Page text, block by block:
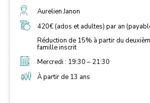
Aurelien Janon
420€ (ados et adultes) par an
Réduction de 15% à partir du
famille inscrit
Mercredi : 19:30 – 21:30
À partir de 13 ans